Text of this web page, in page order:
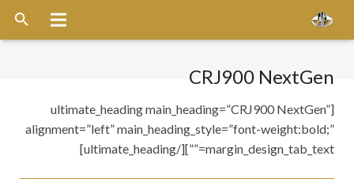
خدماتنا
CRJ900 NextGen
[ultimate_heading main_heading=”CRJ900 NextGen”
alignment=”left” main_heading_style=”font-weight:bold;”
margin_design_tab_text=””][/ultimate_heading]